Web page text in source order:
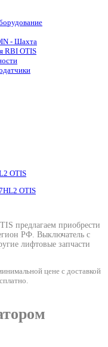
- Шахта
RBI OTIS
OTIS
предлагаем приобрести
РФ. Выключатель с
лифтовые запчасти
цене с доставкой